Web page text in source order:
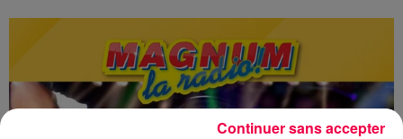
Continuer sans accepter